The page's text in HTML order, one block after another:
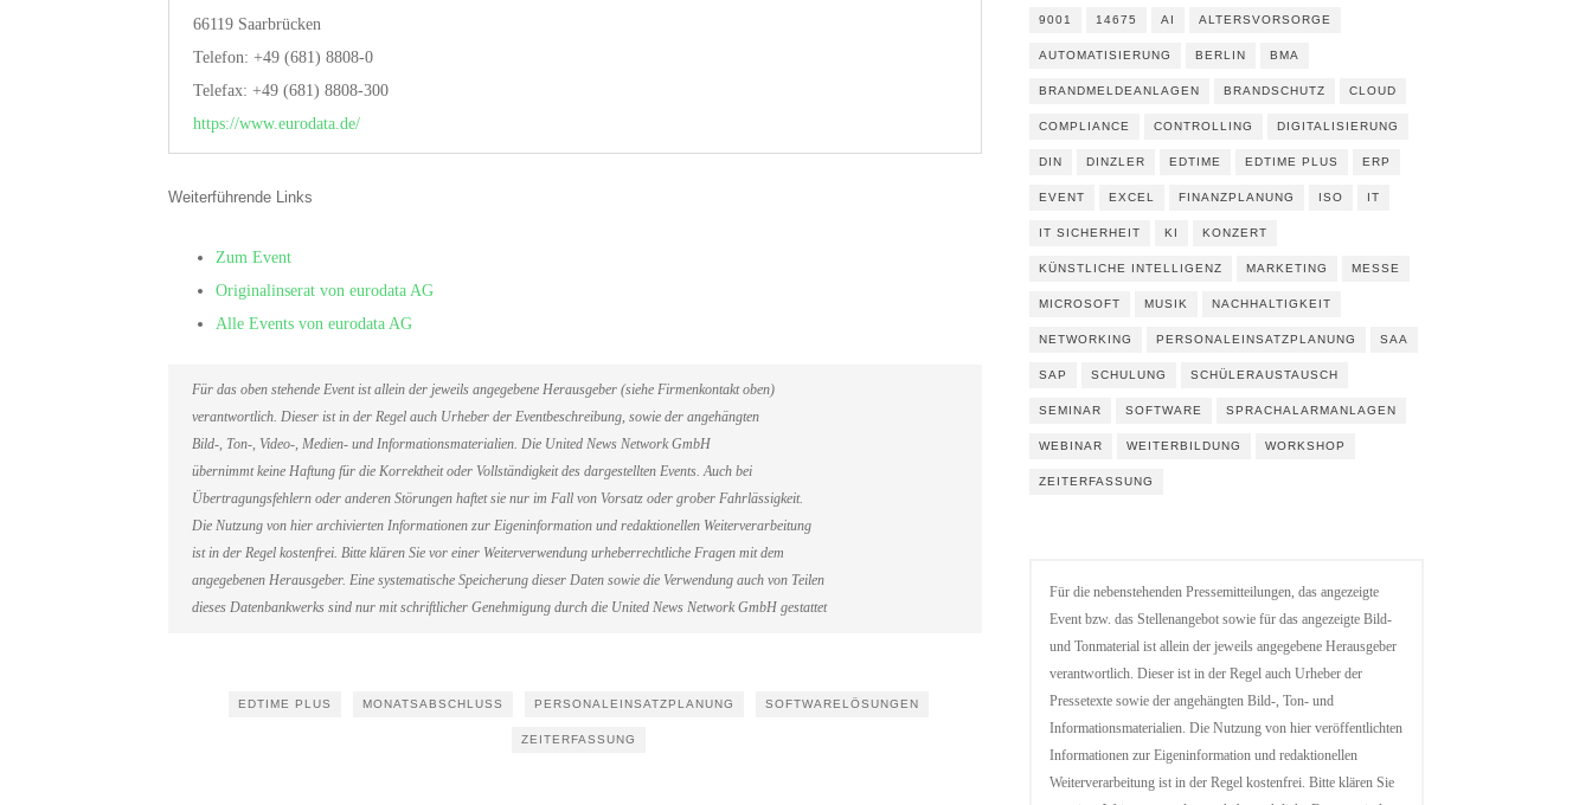
66119 Saarbrücken
Telefon: +49 (681) 8808-0
Telefax: +49 (681) 8808-300
https://www.eurodata.de/
Weiterführende Links
Zum Event
Originalinserat von eurodata AG
Alle Events von eurodata AG
Für das oben stehende Event ist allein der jeweils angegebene Herausgeber (siehe Firmenkontakt oben)
verantwortlich. Dieser ist in der Regel auch Urheber der Eventbeschreibung, sowie der angehängten
Bild-, Ton-, Video-, Medien- und Informationsmaterialien. Die United News Network GmbH
übernimmt keine Haftung für die Korrektheit oder Vollständigkeit des dargestellten Events. Auch bei
Übertragungsfehlern oder anderen Störungen haftet sie nur im Fall von Vorsatz oder grober Fahrlässigkeit.
Die Nutzung von hier archivierten Informationen zur Eigeninformation und redaktionellen Weiterverarbeitung
ist in der Regel kostenfrei. Bitte klären Sie vor einer Weiterverwendung urheberrechtliche Fragen mit dem
angegebenen Herausgeber. Eine systematische Speicherung dieser Daten sowie die Verwendung auch von Teilen
dieses Datenbankwerks sind nur mit schriftlicher Genehmigung durch die United News Network GmbH gestattet
EDTIME PLUS MONATSABSCHLUSS PERSONALEINSATZPLANUNG SOFTWARELÖSUNGEN
ZEITERFASSUNG
9001 14675 AI ALTERSVORSORGE
AUTOMATISIERUNG BERLIN BMA
BRANDMELDEANLAGEN BRANDSCHUTZ CLOUD
COMPLIANCE CONTROLLING DIGITALISIERUNG
DIN DINZLER EDTIME EDTIME PLUS ERP
EVENT EXCEL FINANZPLANUNG ISO IT
IT SICHERHEIT KI KONZERT
KÜNSTLICHE INTELLIGENZ MARKETING MESSE
MICROSOFT MUSIK NACHHALTIGKEIT
NETWORKING PERSONALEINSATZPLANUNG SAA
SAP SCHULUNG SCHÜLERAUSTAUSCH
SEMINAR SOFTWARE SPRACHALARMANLAGEN
WEBINAR WEITERBILDUNG WORKSHOP
ZEITERFASSUNG
Für die nebenstehenden Pressemitteilungen, das angezeigte
Event bzw. das Stellenangebot sowie für das angezeigte Bild-
und Tonmaterial ist allein der jeweils angegebene Herausgeber
verantwortlich. Dieser ist in der Regel auch Urheber der
Pressetexte sowie der angehängten Bild-, Ton- und
Informationsmaterialien. Die Nutzung von hier veröffentlichten
Informationen zur Eigeninformation und redaktionellen
Weiterverarbeitung ist in der Regel kostenfrei. Bitte klären Sie